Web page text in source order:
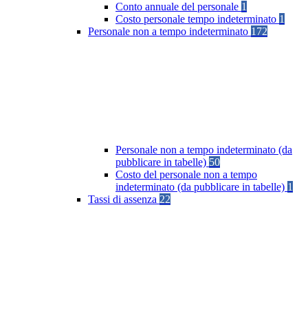
Conto annuale del personale 1
Costo personale tempo indeterminato 1
Personale non a tempo indeterminato 172
Personale non a tempo indeterminato (da
pubblicare in tabelle) 50
Costo del personale non a tempo
indeterminato (da pubblicare in tabelle) 1
Tassi di assenza 22